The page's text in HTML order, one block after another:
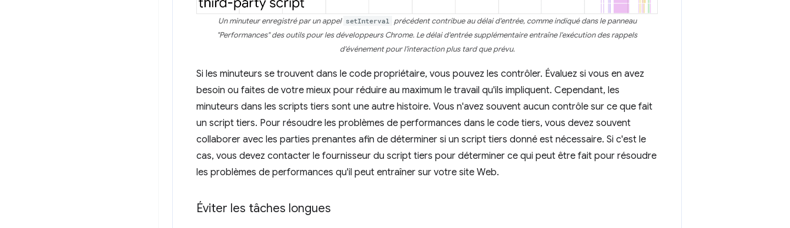
Un minuteur enregistré par un appel setInterval précédent contribue au délai d'entrée, comme indiqué dans le panneau
"Performances" des outils pour les développeurs Chrome. Le délai d'entrée supplémentaire entraîne l'exécution des rappels
d'événement pour l'interaction plus tard que prévu.
Si les minuteurs se trouvent dans le code propriétaire, vous pouvez les contrôler. Évaluez si vous en avez
besoin ou faites de votre mieux pour réduire au maximum le travail qu'ils impliquent. Cependant, les
minuteurs dans les scripts tiers sont une autre histoire. Vous n'avez souvent aucun contrôle sur ce que fait
un script tiers. Pour résoudre les problèmes de performances dans le code tiers, vous devez souvent
collaborer avec les parties prenantes afin de déterminer si un script tiers donné est nécessaire. Si c'est le
cas, vous devez contacter le fournisseur du script tiers pour déterminer ce qui peut être fait pour résoudre
les problèmes de performances qu'il peut entraîner sur votre site Web.
Éviter les tâches longues